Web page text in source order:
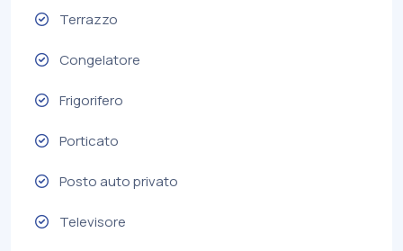
Terrazzo
Congelatore
Frigorifero
Porticato
Posto auto privato
Televisore